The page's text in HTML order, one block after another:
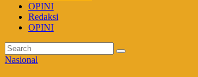
OPINI
Redaksi
OPINI
Nasional